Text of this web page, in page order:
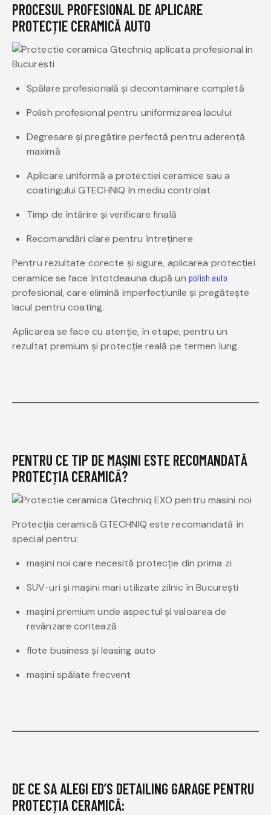
PROCESUL PROFESIONAL DE APLICARE
PROTECȚIE CERAMICĂ AUTO
Spălare profesională și decontaminare completă
Polish profesional pentru uniformizarea lacului
Degresare și pregătire perfectă pentru aderență
maximă
Aplicare uniformă a protectiei ceramice sau a
coatingului GTECHNIQ în mediu controlat
Timp de întărire și verificare finală
Recomandări clare pentru întreținere
Pentru rezultate corecte și sigure, aplicarea protecției
ceramice se face întotdeauna după un polish auto
profesional, care elimină imperfecțiunile și pregătește
lacul pentru coating.
Aplicarea se face cu atenție, în etape, pentru un
rezultat premium și protecție reală pe termen lung.
PENTRU CE TIP DE MAȘINI ESTE RECOMANDATĂ
PROTECȚIA CERAMICĂ?
Protecția ceramică GTECHNIQ este recomandată în
special pentru:
mașini noi care necesită protecție din prima zi
SUV-uri și mașini mari utilizate zilnic în București
mașini premium unde aspectul și valoarea de
revânzare contează
flote business și leasing auto
mașini spălate frecvent
DE CE SA ALEGI ED’S DETAILING GARAGE PENTRU
PROTECȚIA CERAMICĂ: